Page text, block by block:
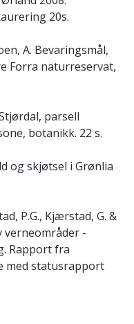
20s.
A. Bevaringsmål,
Forra naturreservat,
parsell
botanikk. 22 s.
og skjøtsel i Grønlia
P.G., Kjærstad, G. &
verneområder -
Rapport fra
med statusrapport